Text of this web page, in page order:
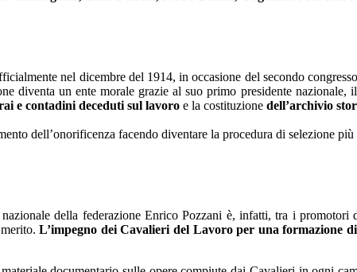
nel dicembre del 1914, in occasione del secondo
diventa un ente morale grazie al suo primo presidente nazionale,
e contadini deceduti sul lavoroe la costituzione dell’archivio
dell’onorificenza facendo diventare la procedura di selezione più
della federazione Enrico Pozzani è, infatti, tra i promotori
merito.L’impegno dei Cavalieri del Lavoro per una formazione